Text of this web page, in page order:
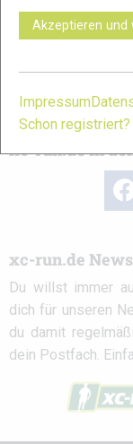
das
Partner
xc-run.de in
xc-run.de
Du willst immer
dich für unseren
du damit
dein Postfach.
Akzeptieren und
Impressum
Schon